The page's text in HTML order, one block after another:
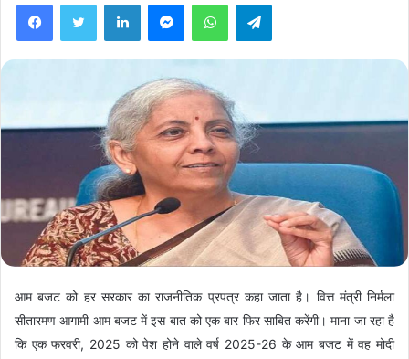
आम बजट को हर सरकार का राजनीतिक प्रपत्र कहा जाता है। वित्त मंत्री निर्मला
सीतारमण आगामी आम बजट में इस बात को एक बार फिर साबित करेंगी। माना जा रहा है
कि एक फरवरी, 2025 को पेश होने वाले वर्ष 2025-26 के आम बजट में वह मोदी